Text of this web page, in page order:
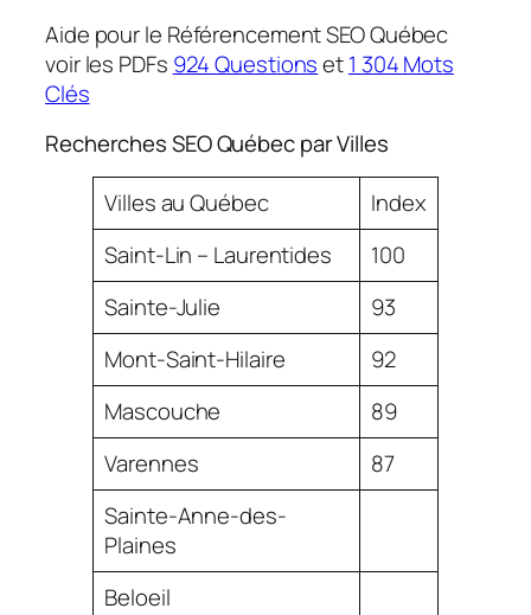
Aide pour le Référencement SEO Québec
voir les PDFs 924 Questionset1 304 Mots
Clés
Recherches SEO Québec par Villes
Villes au Québec
Index
Saint-Lin – Laurentides
100
Sainte-Julie
93
Mont-Saint-Hilaire
92
Mascouche
89
Varennes
87
Sainte-Anne-des-
Plaines
Beloeil